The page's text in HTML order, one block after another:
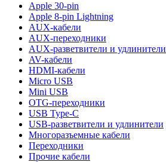
Apple 30-pin
Apple 8-pin Lightning
AUX-кабели
AUX-переходники
AUX-разветвители и удлинители
AV-кабели
HDMI-кабели
Micro USB
Mini USB
OTG-переходники
USB Type-C
USB-разветвители и удлинители
Многоразъемные кабели
Переходники
Прочие кабели